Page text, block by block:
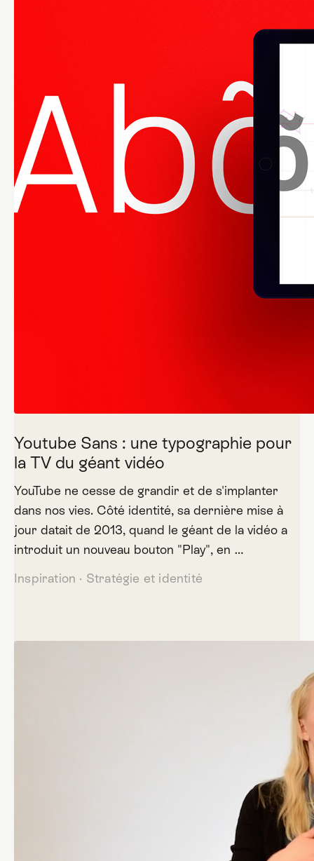
Youtube Sans : une typographie pour
la TV du géant vidéo
YouTube ne cesse de grandir et de s'implanter
dans nos vies. Côté identité, sa dernière mise à
jour datait de 2013, quand le géant de la vidéo a
introduit un nouveau bouton "Play", en …
Inspiration · Stratégie et identité